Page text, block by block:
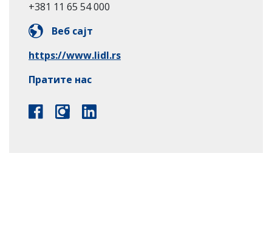
+381 11 65 54 000
Веб сајт
https://www.lidl.rs
Пратите нас